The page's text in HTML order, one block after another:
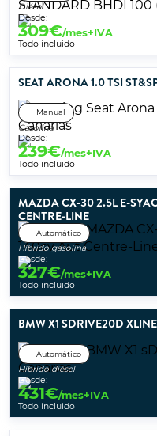
Diésel
Desde:
309€/mes+IVA
Todo incluido
SEAT ARONA 1.0 TSI
Manual
Gasolina
Desde:
239€/mes+IVA
Todo incluido
MAZDA CX-30 2.5L E-
CENTRE-LINE
Automático
Híbrido gasolina
Desde:
327€/mes+IVA
Todo incluido
BMW X1 SDRIVE20D
Automático
Híbrido diésel
Desde:
431€/mes+IVA
Todo incluido